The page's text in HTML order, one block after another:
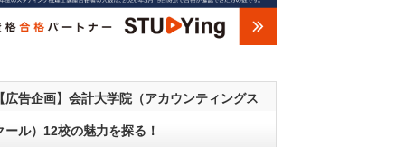
広告企画】会計大学院（アカウンティングス
ール）12校の魅力を探る！